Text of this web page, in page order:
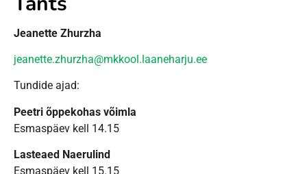
Jeanette Zhurzha
jeanette.zhurzha@mkkool.laaneharju.ee
Tundide ajad:
Peetri õppekohas võimla
Esmaspäev kell 14.15
Lasteaed Naerulind
Esmaspäev kell 15.15